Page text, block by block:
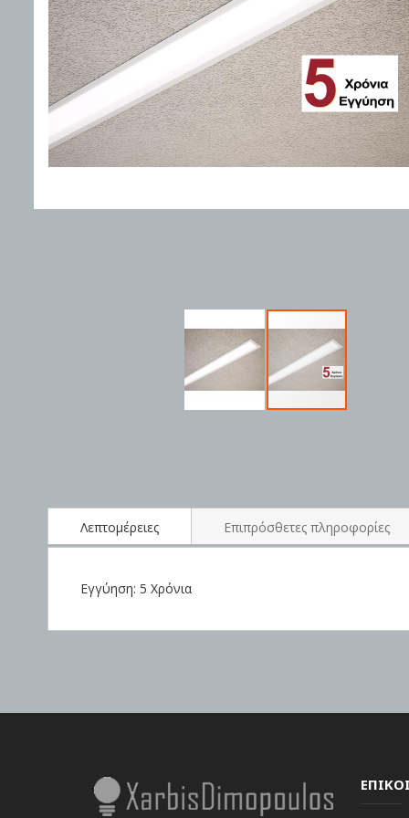
images
Λεπτομέρειες
Εγγύηση: 5 Χρόνια
Επιπρόσθετες πληροφορίες